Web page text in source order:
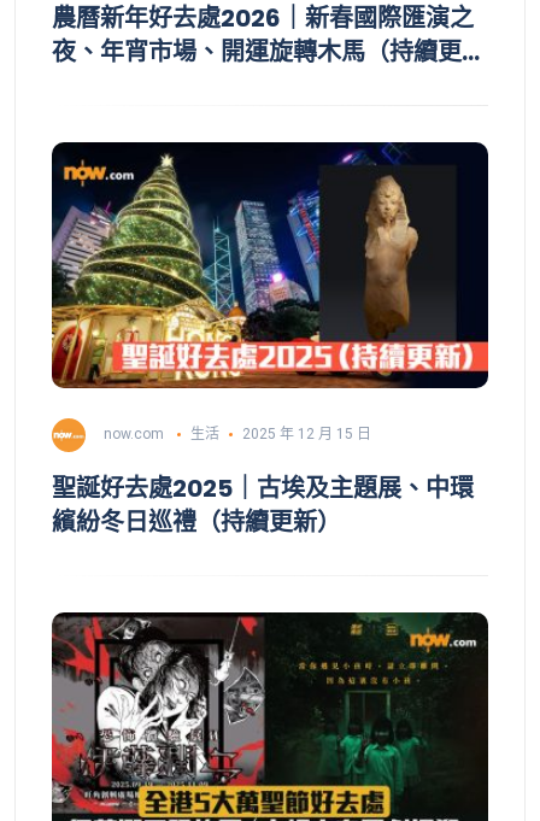
農曆新年好去處2026｜新春國際匯演之
夜、年宵市場、開運旋轉木馬（持續更
now.com 生活 2025 年 12 月 15 日
聖誕好去處2025｜古埃及主題展、中環
繽紛冬日巡禮（持續更新）